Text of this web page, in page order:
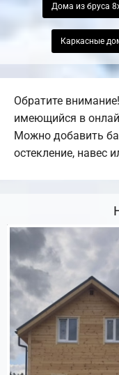
Дома из бруса
Каркасные
Обратите
имеющийся в
Можно добавить
остекление, навес